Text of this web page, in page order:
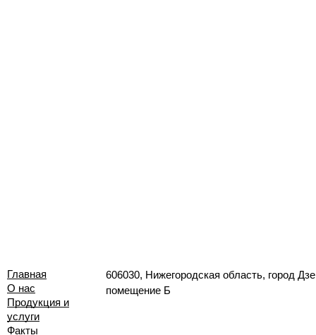
Главная
О нас
Продукция и
услуги
Факты
606030, Нижегородская область, город
помещение Б